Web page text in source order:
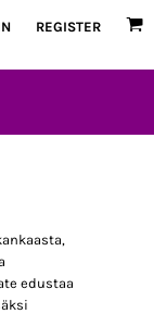
REGISTER
edustaa